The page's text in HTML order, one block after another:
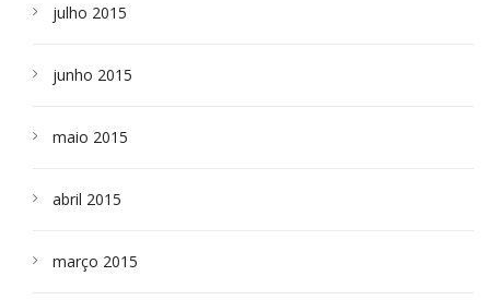
julho 2015
junho 2015
maio 2015
abril 2015
março 2015